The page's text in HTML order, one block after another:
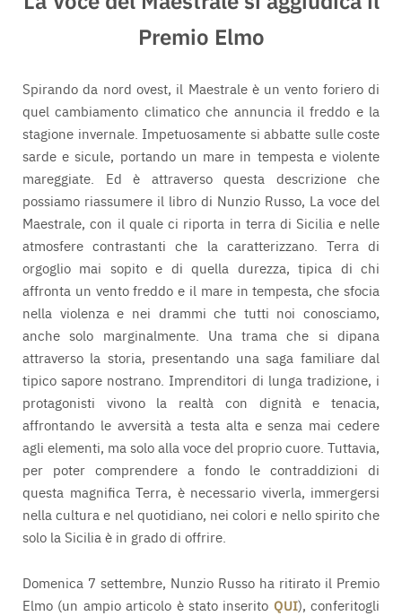
Premio Elmo
Spirando da nord ovest, il Maestrale è un vento foriero di
quel cambiamento climatico che annuncia il freddo e la
stagione invernale. Impetuosamente si abbatte sulle coste
sarde e sicule, portando un mare in tempesta e violente
mareggiate. Ed è attraverso questa descrizione che
possiamo riassumere il libro di Nunzio Russo, La voce del
Maestrale, con il quale ci riporta in terra di Sicilia e nelle
atmosfere contrastanti che la caratterizzano. Terra di
orgoglio mai sopito e di quella durezza, tipica di chi
affronta un vento freddo e il mare in tempesta, che sfocia
nella violenza e nei drammi che tutti noi conosciamo,
anche solo marginalmente. Una trama che si dipana
attraverso la storia, presentando una saga familiare dal
tipico sapore nostrano. Imprenditori di lunga tradizione, i
protagonisti vivono la realtà con dignità e tenacia,
affrontando le avversità a testa alta e senza mai cedere
agli elementi, ma solo alla voce del proprio cuore. Tuttavia,
per poter comprendere a fondo le contraddizioni di
questa magnifica Terra, è necessario viverla, immergersi
nella cultura e nel quotidiano, nei colori e nello spirito che
solo la Sicilia è in grado di offrire.
Domenica 7 settembre, Nunzio Russo ha ritirato il Premio
Elmo (un ampio articolo è stato inserito QUI), conferitogli